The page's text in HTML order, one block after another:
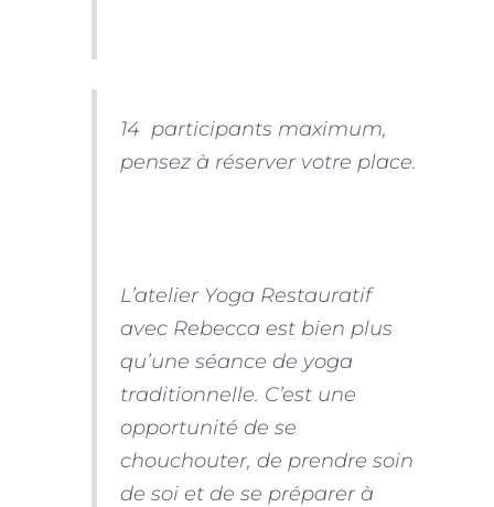
14 participants maximum,
pensez à réserver votre place.
L’atelier Yoga Restauratif
avec Rebecca est bien plus
qu’une séance de yoga
traditionnelle. C’est une
opportunité de se
chouchouter, de prendre soin
de soi et de se préparer à